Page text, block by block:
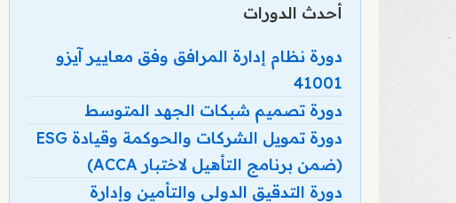
أحدث الدورات
دورة نظام إدارة المرافق وفق معايير آيزو
41001
دورة تصميم شبكات الجهد المتوسط
دورة تمويل الشركات والحوكمة وقيادة ESG
(ضمن برنامج التأهيل لاختبار ACCA)
دورة التدقيق الدولي والتأمين وإدارة